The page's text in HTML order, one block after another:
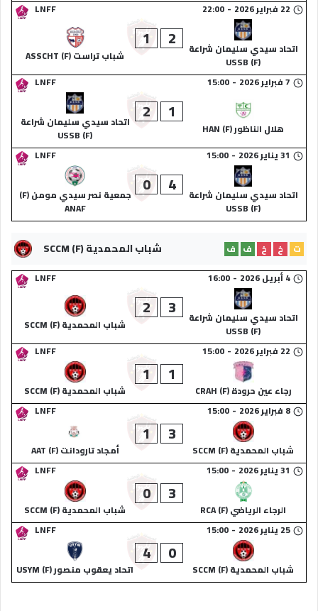
LNFF
22 فبراير 2026 -
22:00
اتحاد سيدي سليمان شراعة
(F) USSB
2
1
شباب تراست (F) ASSCHT
LNFF
7 فبراير 2026 -
15:00
هلال الناظور (F) HAN
1
2
اتحاد سيدي سليمان شراعة
(F) USSB
LNFF
31 يناير 2026 -
15:00
اتحاد سيدي سليمان شراعة
(F) USSB
4
0
جمعية نصر سيدي مومن (F)
ANAF
شباب المحمدية (F) SCCM ت خ خ ف ف
LNFF
4 أبريل 2026 -
16:00
اتحاد سيدي سليمان شراعة
(F) USSB
3
2
شباب المحمدية (F) SCCM
LNFF
22 فبراير 2026 -
15:00
رجاء عين حرودة (F) CRAH
1
1
شباب المحمدية (F) SCCM
LNFF
8 فبراير 2026 -
15:00
شباب المحمدية (F) SCCM
3
1
أمجاد تارودانت (F) AAT
LNFF
31 يناير 2026 -
15:00
الرجاء الرياضي (F) RCA
3
0
شباب المحمدية (F) SCCM
LNFF
25 يناير 2026 -
15:00
شباب المحمدية (F) SCCM
0
4
اتحاد يعقوب منصور (F) USYM